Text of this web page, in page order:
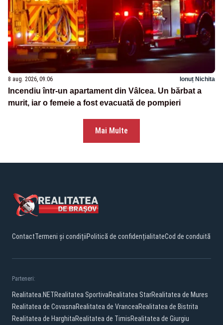
8 aug. 2026, 09:06 Ionuț Nichita
Incendiu într-un apartament din Vâlcea. Un bărbat a
murit, iar o femeie a fost evacuată de pompieri
Mai Multe
ContactTermeni și condițiiPolitică de confidențialitateCod de conduită
Parteneri:
Realitatea.NETRealitatea SportivaRealitatea StarRealitatea de Mures
Realitatea de CovasnaRealitatea de VranceaRealitatea de Bistrita
Realitatea de HarghitaRealitatea de TimisRealitatea de Giurgiu